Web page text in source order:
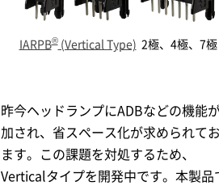
IARPB®(Vertical Type) 2極、4極、7極
昨今ヘッドランプにADBなどの機能
加され、省スペース化が求められて
ます。この課題を対処するため、
Verticalタイプを開発中です。本製品